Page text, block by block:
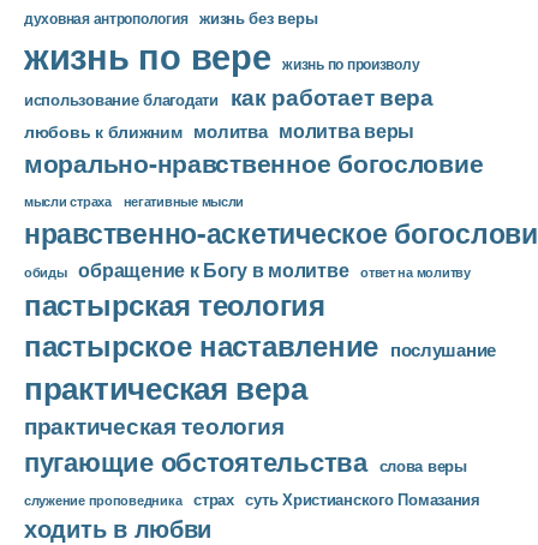
духовная антропология жизнь без веры
жизнь по вере жизнь по произволу
использование благодати как работает вера
любовь к ближним молитва молитва веры
морально-нравственное богословие
мысли страха негативные мысли
нравственно-аскетическое
обиды обращение к Богу в молитве ответ на молитву
пастырская теология
пастырское наставление послушание
практическая вера
практическая теология
пугающие обстоятельства слова веры
служение проповедника страх суть Христианского Помазания
ходить в любви